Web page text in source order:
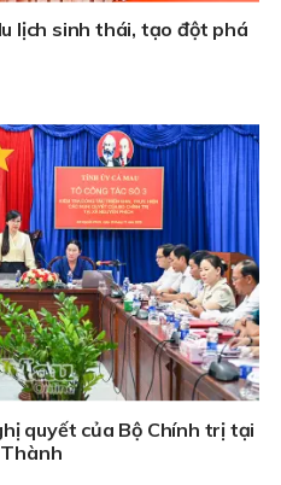
lịch sinh thái, tạo đột phá
quyết của Bộ Chính trị tại